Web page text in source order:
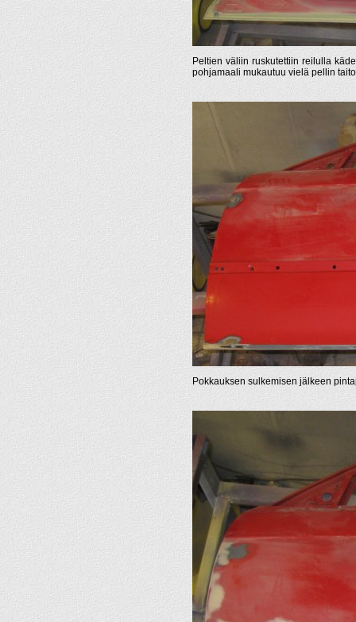
Peltien väliin ruskutettiin reilulla
pohjamaali mukautuu vielä pellin
Pokkauksen sulkemisen jälkeen